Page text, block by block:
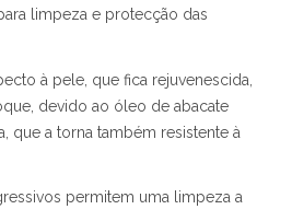
limpeza e protecção das
à pele, que fica rejuvenescida,
devido ao óleo de abacate
que a torna também resistente à
permitem uma limpeza a